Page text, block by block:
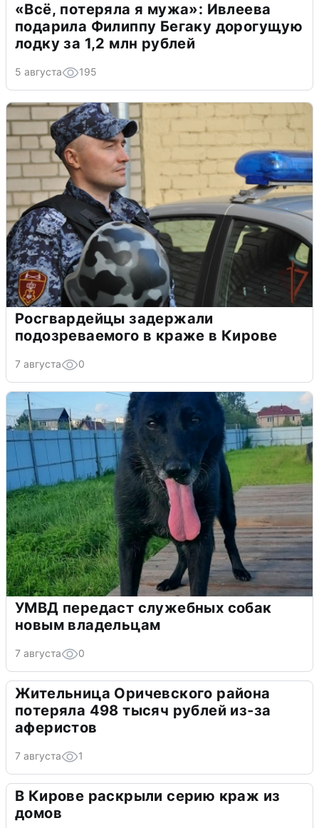
«Всё, потеряла я мужа»: Ивлеева
подарила Филиппу Бегаку дорогущую
лодку за 1,2 млн рублей
5 августа 195
Росгвардейцы задержали
подозреваемого в краже в Кирове
7 августа 0
УМВД передаст служебных собак
новым владельцам
7 августа 0
Жительница Оричевского района
потеряла 498 тысяч рублей из-за
аферистов
7 августа 1
В Кирове раскрыли серию краж из
домов